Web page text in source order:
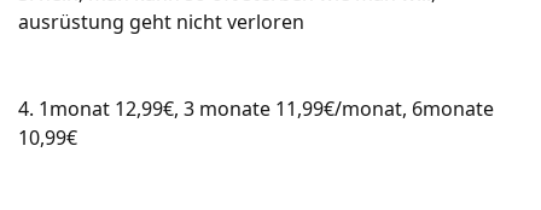
ausrüstung geht nicht verloren
4. 1monat 12,99€, 3 monate 11,99€/monat, 6monate
10,99€